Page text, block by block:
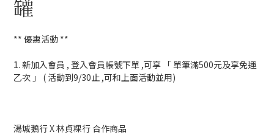
罐
** 優惠活動 **
1. 新加入會員 , 登入會員帳號下單 ,可享 「 單筆滿500元及享免運
乙次 」 ( 活動到9/30止 ,可和上面活動並用)
湯城鵝行 X 林貞粿行 合作商品